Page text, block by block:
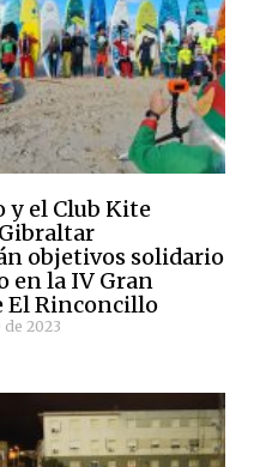
y el Club Kite
objetivos solidario
en la IV Gran
El Rinconcillo
2023